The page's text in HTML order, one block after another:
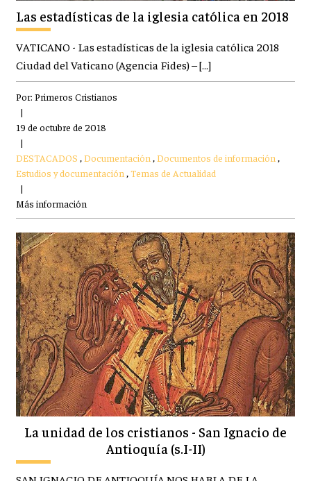
Las estadísticas de la iglesia católica en 2018
VATICANO - Las estadísticas de la iglesia católica 2018
Ciudad del Vaticano (Agencia Fides) – […]
Por: Primeros Cristianos
|
19 de octubre de 2018
|
DESTACADOS ,Documentación ,Documentos de información ,
Estudios y documentación ,Temas de Actualidad
|
Más información
La unidad de los cristianos - San Ignacio de
Antioquía (s.I-II)